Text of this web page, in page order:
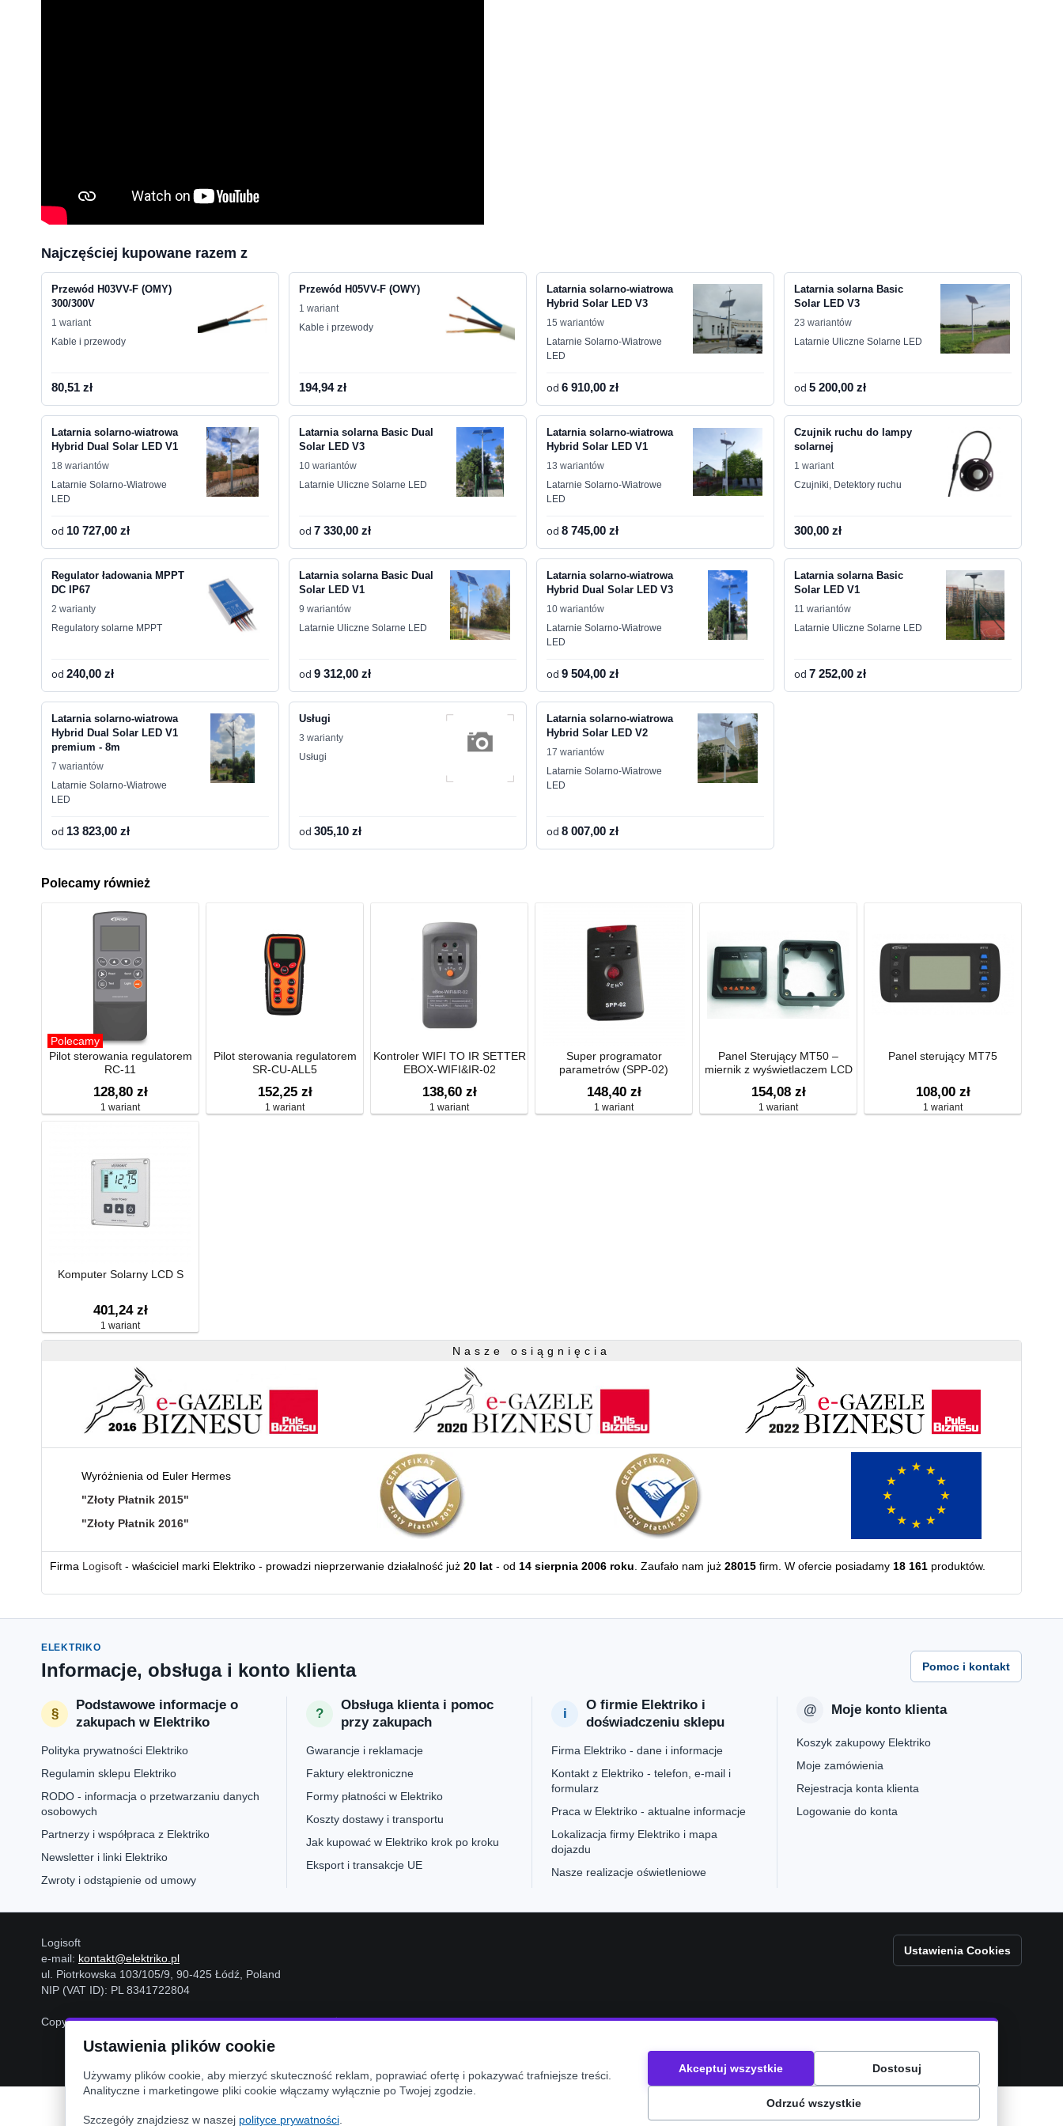
Najczęściej kupowane razem z
Przewód H03VV-F (OMY)
300/300V
1 wariant
Kable i przewody
80,51 zł
Przewód H05VV-F (OWY)
1 wariant
Kable i przewody
194,94 zł
Latarnia solarno-wiatrowa
Hybrid Solar LED V3
15 wariantów
Latarnie Solarno-Wiatrowe
LED
od 6 910,00 zł
Latarnia solarna Basic
Solar LED V3
23 wariantów
Latarnie Uliczne Solarne LED
od 5 200,00 zł
Latarnia solarno-wiatrowa
Hybrid Dual Solar LED V1
18 wariantów
Latarnie Solarno-Wiatrowe
LED
od 10 727,00 zł
Latarnia solarna Basic Dual
Solar LED V3
10 wariantów
Latarnie Uliczne Solarne LED
od 7 330,00 zł
Latarnia solarno-wiatrowa
Hybrid Solar LED V1
13 wariantów
Latarnie Solarno-Wiatrowe
LED
od 8 745,00 zł
Czujnik ruchu do lampy
solarnej
1 wariant
Czujniki, Detektory ruchu
300,00 zł
Regulator ładowania MPPT
DC IP67
2 warianty
Regulatory solarne MPPT
od 240,00 zł
Latarnia solarna Basic Dual
Solar LED V1
9 wariantów
Latarnie Uliczne Solarne LED
od 9 312,00 zł
Latarnia solarno-wiatrowa
Hybrid Dual Solar LED V3
10 wariantów
Latarnie Solarno-Wiatrowe
LED
od 9 504,00 zł
Latarnia solarna Basic
Solar LED V1
11 wariantów
Latarnie Uliczne Solarne LED
od 7 252,00 zł
Latarnia solarno-wiatrowa
Hybrid Dual Solar LED V1
premium - 8m
7 wariantów
Latarnie Solarno-Wiatrowe
LED
od 13 823,00 zł
Usługi
3 warianty
Usługi
od 305,10 zł
Latarnia solarno-wiatrowa
Hybrid Solar LED V2
17 wariantów
Latarnie Solarno-Wiatrowe
LED
od 8 007,00 zł
Polecamy również
Polecamy
Pilot sterowania regulatorem
RC-11
128,80 zł
1 wariant
Pilot sterowania regulatorem
SR-CU-ALL5
152,25 zł
1 wariant
Kontroler WIFI TO IR SETTER
EBOX-WIFI&IR-02
138,60 zł
1 wariant
Super programator
parametrów (SPP-02)
148,40 zł
1 wariant
Panel Sterujący MT50 –
miernik z wyświetlaczem LCD
154,08 zł
1 wariant
Panel sterujący MT75
108,00 zł
1 wariant
Komputer Solarny LCD S
401,24 zł
1 wariant
Nasze osiągnięcia
Wyróżnienia od Euler Hermes
"Złoty Płatnik 2015"
"Złoty Płatnik 2016"
Firma Logisoft - właściciel marki Elektriko - prowadzi nieprzerwanie działalność już 20 lat - od 14 sierpnia 2006 roku. Zaufało nam już 28015 firm. W ofercie posiadamy 18 161 produktów.
ELEKTRIKO
Informacje, obsługa i konto klienta Pomoc i kontakt
Podstawowe informacje o
zakupach w Elektriko
Polityka prywatności Elektriko
Regulamin sklepu Elektriko
RODO - informacja o przetwarzaniu danych
osobowych
Partnerzy i współpraca z Elektriko
Newsletter i linki Elektriko
Zwroty i odstąpienie od umowy
Obsługa klienta i pomoc
przy zakupach
Gwarancje i reklamacje
Faktury elektroniczne
Formy płatności w Elektriko
Koszty dostawy i transportu
Jak kupować w Elektriko krok po kroku
Eksport i transakcje UE
O firmie Elektriko i
doświadczeniu sklepu
Firma Elektriko - dane i informacje
Kontakt z Elektriko - telefon, e-mail i
formularz
Praca w Elektriko - aktualne informacje
Lokalizacja firmy Elektriko i mapa
dojazdu
Nasze realizacje oświetleniowe
Moje konto klienta
Koszyk zakupowy Elektriko
Moje zamówienia
Rejestracja konta klienta
Logowanie do konta
Logisoft
e-mail: kontakt@elektriko.pl
ul. Piotrkowska 103/105/9, 90-425 Łódź, Poland
NIP (VAT ID): PL 8341722804
Copyright © 2006-2026LogisoftWszystkie prawa zastrzeżone
Ustawienia Cookies
Ustawienia plików cookie
Używamy plików cookie, aby mierzyć skuteczność reklam, poprawiać ofertę i pokazywać trafniejsze treści.
Analityczne i marketingowe pliki cookie włączamy wyłącznie po Twojej zgodzie.
Szczegóły znajdziesz w naszej polityce prywatności
Akceptuj wszystkie Dostosuj
Odrzuć wszystkie